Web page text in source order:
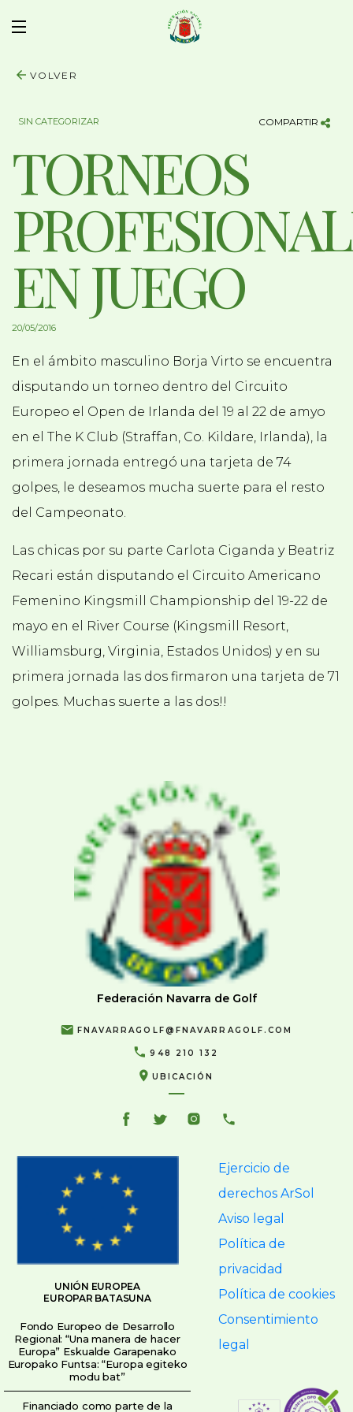
VOLVER
SIN CATEGORIZAR COMPARTIR
TORNEOS
EN JUEGO
20/05/2016
En el ámbito masculino Borja Virto se encuentra
disputando un torneo dentro del Circuito
Europeo el Open de Irlanda del 19 al 22 de amyo
en el The K Club (Straffan, Co. Kildare, Irlanda), la
primera jornada entregó una tarjeta de 74
golpes, le deseamos mucha suerte para el resto
del Campeonato.
Las chicas por su parte Carlota Ciganda y Beatriz
Recari están disputando el Circuito Americano
Femenino Kingsmill Championship del 19-22 de
mayo en el
River Course (Kingsmill Resort,
Williamsburg, Virginia, Estados Unidos) y en su
primera jornada las dos firmaron una tarjeta de 71
golpes. Muchas suerte a las dos!!
Federación Navarra de Golf
FNAVARRAGOLF@FNAVARRAGOLF.COM
948 210 132
UBICACIÓN
UNIÓN EUROPEA
EUROPAR BATASUNA
Fondo Europeo de Desarrollo
Regional: “Una manera de hacer
Europa” Eskualde Garapenako
Europako Funtsa: “Europa egiteko
modu bat”
Financiado como parte de la
Ejercicio de
derechos ArSol
Aviso legal
Política de
privacidad
Política de cookies
Consentimiento
legal